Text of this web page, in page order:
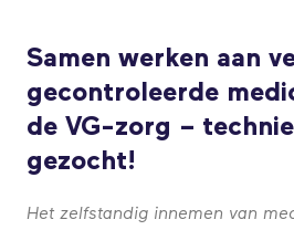
Samen werken aan
gecontroleerde
de VG-zorg –
gezocht!
Het zelfstandig innemen van